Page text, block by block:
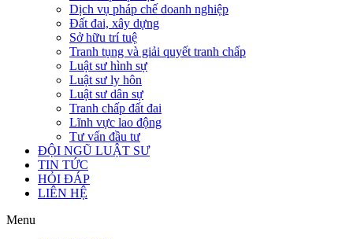
Dịch vụ pháp chế doanh nghiệp
Đất đai, xây dựng
Sở hữu trí tuệ
Tranh tụng và giải quyết tranh chấp
Luật sư hình sự
Luật sư ly hôn
Luật sư dân sự
Tranh chấp đất đai
Lĩnh vực lao động
Tư vấn đầu tư
ĐỘI NGŨ LUẬT SƯ
TIN TỨC
HỎI ĐÁP
LIÊN HỆ
Menu